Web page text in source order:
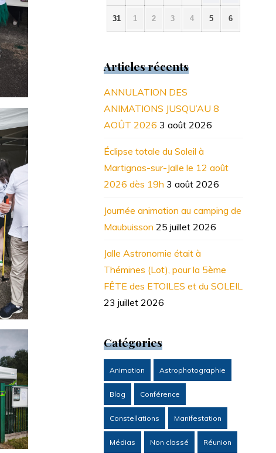
août
2026
août
2026
août
2026
août
2026
août
2026
août
2026
août
31
août
1
septembre
2
septembre
3
septembre
4
septembre
5
septembre
6
septembre
Articles récents
ANNULATION DES
ANIMATIONS JUSQU’AU 8
AOÛT 2026 3 août 2026
Éclipse totale du Soleil à
Martignas-sur-Jalle le 12 août
2026 dès 19h 3 août 2026
Journée animation au camping de
Maubuisson 25 juillet 2026
Jalle Astronomie était à
Thémines (Lot), pour la 5ème
FÊTE des ETOILES et du SOLEIL
23 juillet 2026
Catégories
Animation Astrophotographie
Blog Conférence
Constellations Manifestation
Médias Non classé Réunion